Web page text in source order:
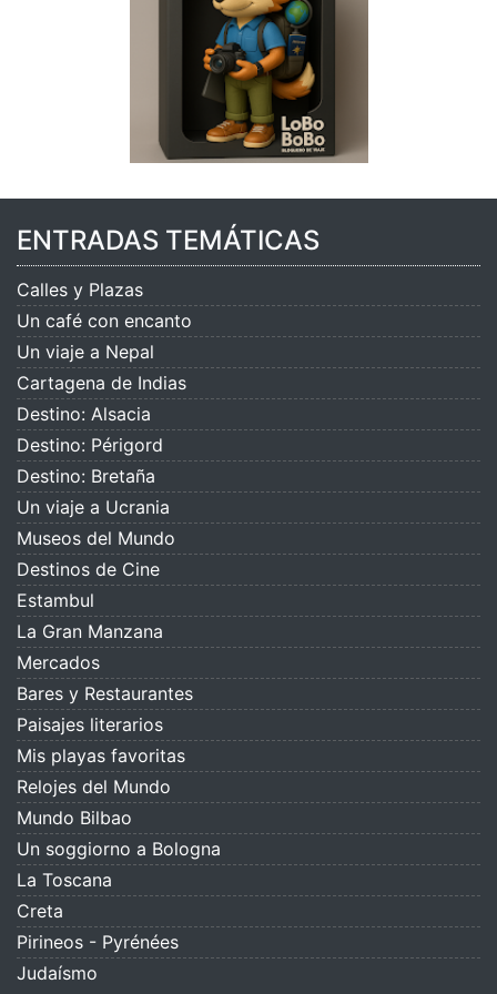
ENTRADAS TEMÁTICAS
Calles y Plazas
Un café con encanto
Un viaje a Nepal
Cartagena de Indias
Destino: Alsacia
Destino: Périgord
Destino: Bretaña
Un viaje a Ucrania
Museos del Mundo
Destinos de Cine
Estambul
La Gran Manzana
Mercados
Bares y Restaurantes
Paisajes literarios
Mis playas favoritas
Relojes del Mundo
Mundo Bilbao
Un soggiorno a Bologna
La Toscana
Creta
Pirineos - Pyrénées
Judaísmo